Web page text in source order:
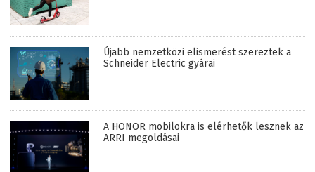
Újabb nemzetközi elismerést szereztek a
Schneider Electric gyárai
A HONOR mobilokra is elérhetők lesznek az
ARRI megoldásai